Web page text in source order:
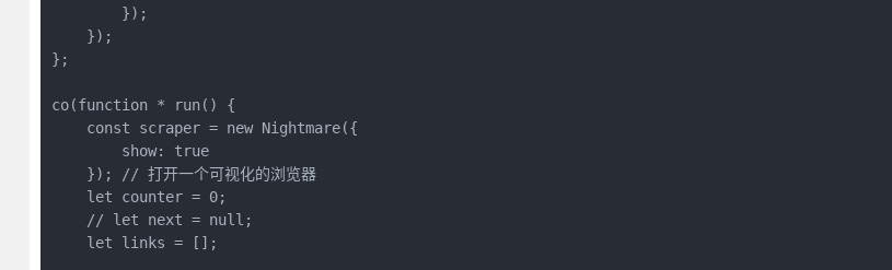
        });
    });
};
co(function * run() {
    const scraper = new Nightmare({
        show: true
    }); // 打开一个可视化的浏览器
    let counter = 0;
    // let next = null;
    let links = [];